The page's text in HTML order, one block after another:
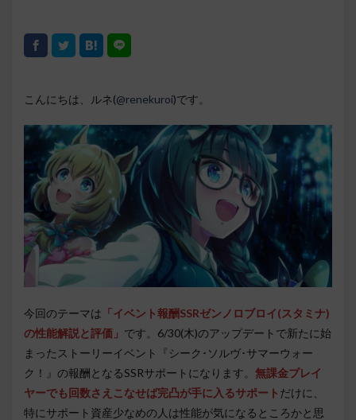
こんにちは、ルネ(@renekuroi)です。
今回のテーマは 「イベント報酬SSRゼンノロブロイ(スタミナ)
の性能解説と評価」 です。6/30(木)のアップデートで新たに始
まったストーリーイベント『シーク･ソルヴ･サマーウォー
ク！』の報酬となるSSRサポートになります。 無課金プレイ
ヤーでも回数さえこなせば完凸が手に入るサポート だけに、
特にサポート資産少なめの人は性能が気になるところかと思